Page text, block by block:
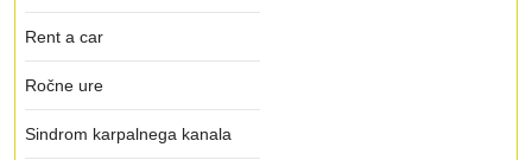
Rent a car
Ročne ure
Sindrom karpalnega kanala